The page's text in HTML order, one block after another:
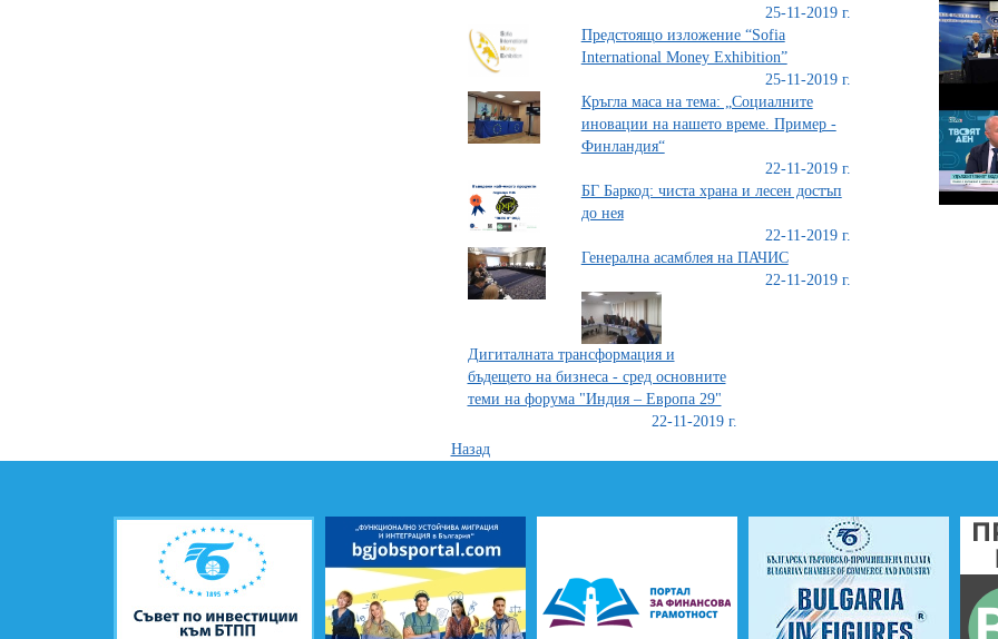
25-11-2019 г.
Предстоящо изложение “Sofia
International Money Exhibition”
25-11-2019 г.
Кръгла маса на тема: „Социалните
иновации на нашето време. Пример -
Финландия“
22-11-2019 г.
БГ Баркод: чиста храна и лесен достъп
до нея
22-11-2019 г.
Генерална асамблея на ПАЧИС
22-11-2019 г.
Дигиталната трансформация и
бъдещето на бизнеса - сред основните
теми на форума "Индия – Европа 29"
22-11-2019 г.
Назад